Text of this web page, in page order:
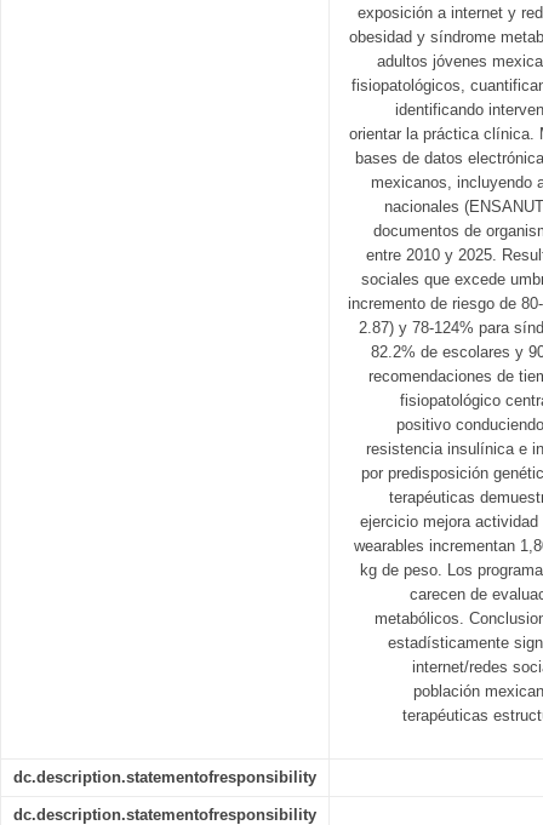
exposición a internet y
obesidad y síndrome
adultos jóvenes
fisiopatológicos,
identificando
orientar la práctica clínica.
bases de datos
mexicanos, incluyendo
nacionales
documentos de
entre 2010 y 2025.
sociales que excede
incremento de riesgo de
2.87) y 78-124% para
82.2% de escolares y
recomendaciones de
fisiopatológico
positivo
resistencia insulínica e
por predisposición
terapéuticas
ejercicio mejora
wearables incrementan
kg de peso. Los
carecen de
metabólicos.
estadísticamente
internet/redes
población
terapéuticas
dc.description.statementofresponsibility
dc.description.statementofresponsibility